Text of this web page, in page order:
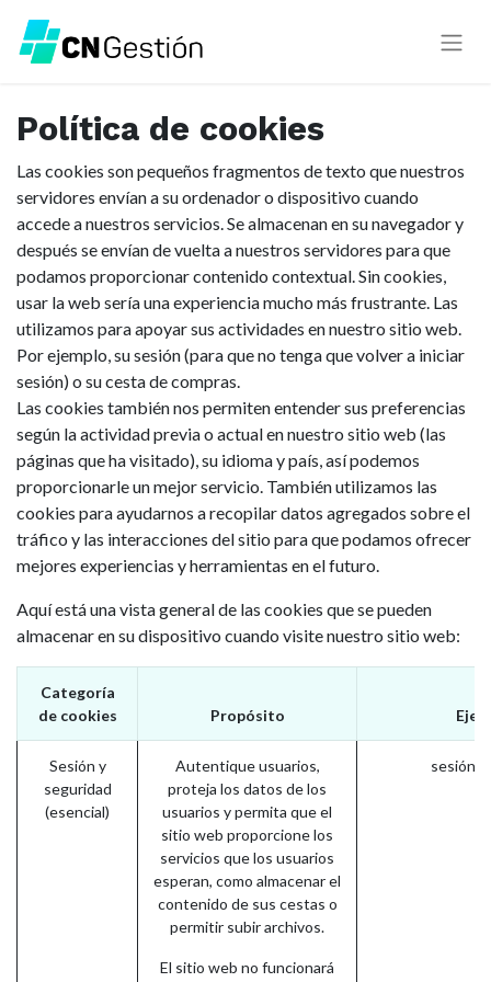
Política de cookies
Las cookies son pequeños fragmentos de texto que nuestros
servidores envían a su ordenador o dispositivo cuando
accede a nuestros servicios. Se almacenan en su navegador y
después se envían de vuelta a nuestros servidores para que
podamos proporcionar contenido contextual. Sin cookies,
usar la web sería una experiencia mucho más frustrante. Las
utilizamos para apoyar sus actividades en nuestro sitio web.
Por ejemplo, su sesión (para que no tenga que volver a iniciar
sesión) o su cesta de compras.
Las cookies también nos permiten entender sus preferencias
según la actividad previa o actual en nuestro sitio web (las
páginas que ha visitado), su idioma y país, así podemos
proporcionarle un mejor servicio. También utilizamos las
cookies para ayudarnos a recopilar datos agregados sobre el
tráfico y las interacciones del sitio para que podamos ofrecer
mejores experiencias y herramientas en el futuro.
Aquí está una vista general de las cookies que se pueden
almacenar en su dispositivo cuando visite nuestro sitio web:
Categoría
de cookies
Propósito
Sesión y
seguridad
(esencial)
Autentique usuarios,
proteja los datos de los
usuarios y permita que el
sitio web proporcione los
servicios que los usuarios
esperan, como almacenar el
contenido de sus cestas o
permitir subir archivos.
El sitio web no funcionará